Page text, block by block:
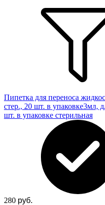
Пипетка для переноса
стер., 20 шт. в упаковке3мл,
шт. в упаковке стерильная
280 руб.